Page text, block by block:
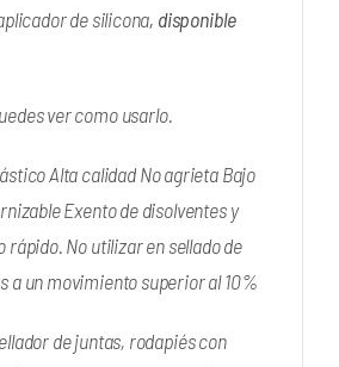
de silicona, disponible
ver como usarlo.
Alta calidad No agrieta Bajo
Exento de disolventes y
rápido. No utilizar en sellado de
a un movimiento superior al 10%
de juntas, rodapiés con